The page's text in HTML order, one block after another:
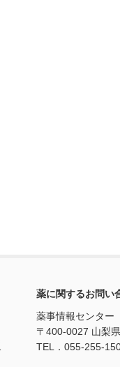
薬に関するお問い
薬事情報センター
〒400-0027 山梨
TEL．055-255-